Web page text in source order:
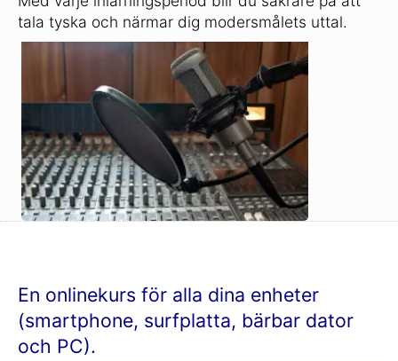
tala tyska och närmar dig modersmålets uttal.
En onlinekurs för alla dina enheter
(smartphone, surfplatta, bärbar dator
och PC).